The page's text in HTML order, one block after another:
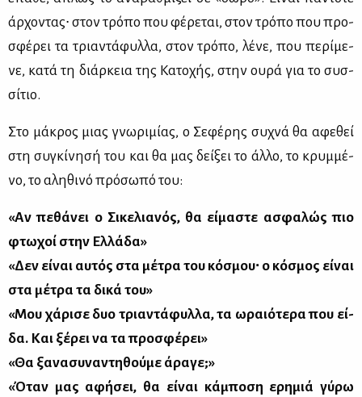
άρ­χο­ντας∙ στον τρό­πο που φέ­ρε­ται, στον τρό­πο που προ­
σφέ­ρει τα τρια­ντά­φυλ­λα, στον τρό­πο, λέ­νε, που πε­ρί­με­
νε, κα­τά τη διάρ­κεια της Κα­το­χής, στην ου­ρά για το συσ­
σί­τιο.
Στο μά­κρος μιας γνω­ρι­μί­ας, ο Σε­φέ­ρης συ­χνά θα αφε­θεί
στη συ­γκί­νη­σή του και θα μας δεί­ξει το άλ­λο, το κρυμ­μέ­
νο, το αλη­θι­νό πρό­σω­πό του:
«Αν πε­θά­νει ο Σι­κε­λια­νός, θα εί­μα­στε ασφα­λώς πιο
φτω­χοί στην Ελ­λά­δα»
«Δεν εί­ναι αυ­τός στα μέ­τρα του κό­σμου∙ ο κό­σμος εί­ναι
στα μέ­τρα τα δι­κά του»
«Μου χά­ρι­σε δυο τρια­ντά­φυλ­λα, τα ωραιό­τε­ρα που εί­
δα. Και ξέ­ρει να τα προ­σφέ­ρει»
«Θα ξα­να­συ­να­ντη­θού­με άρα­γε;»
«Όταν μας αφή­σει, θα εί­ναι κά­μπο­ση ερη­μιά γύ­ρω